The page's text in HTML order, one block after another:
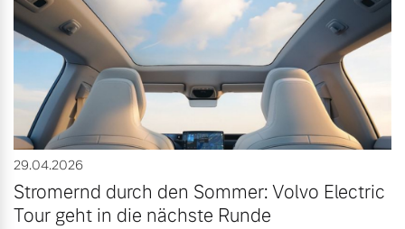
29.04.2026
Stromernd durch den Sommer: Volvo Electric
Tour geht in die nächste Runde